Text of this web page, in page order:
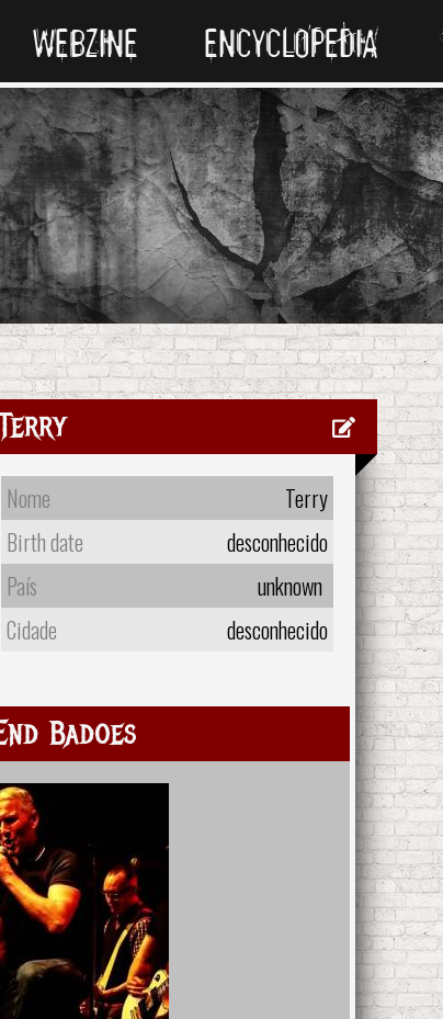
WEBZINE ENCYCLOPEDIA
Nome
Terry
Birth date
desconhecido
País
unknown
Cidade
desconhecido
Badoes